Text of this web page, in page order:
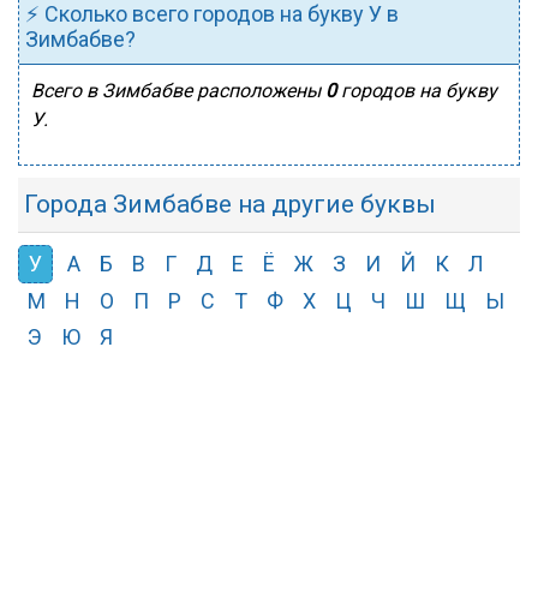
⚡ Сколько всего городов на букву У в
Зимбабве?
Всего в Зимбабве расположены 0городов на букву
У.
Города Зимбабве на другие буквы
У А Б В Г Д Е Ё Ж З И Й К
Л
М
Н О П Р С Т Ф Х Ц Ч Ш Щ
Ы
Э
Ю Я